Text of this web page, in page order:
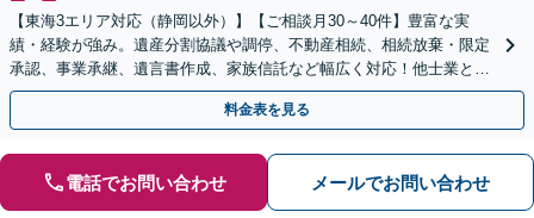
【東海3エリア対応（静岡以外）】【ご相談月30～40件】豊富な実
績・経験が強み。遺産分割協議や調停、不動産相続、相続放棄・限定
承認、事業承継、遺言書作成、家族信託など幅広く対応！他士業と連
携して円滑な問題解決を目指します。【初回面談無料】
料金表を見る
電話でお問い合わせ メールでお問い合わせ